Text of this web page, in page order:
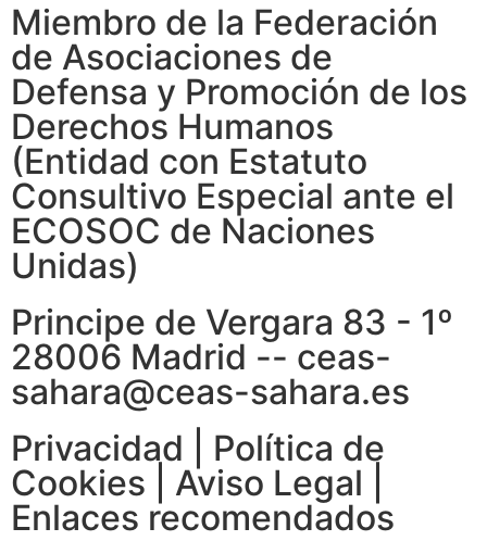
Miembro de la Federación
de Asociaciones de
Defensa y Promoción de los
Derechos Humanos
(Entidad con Estatuto
Consultivo Especial ante el
ECOSOC de Naciones
Unidas)
Principe de Vergara 83 - 1º
28006 Madrid -- ceas-
sahara@ceas-sahara.es
Privacidad
Política de
Cookies
Aviso Legal
Enlaces recomendados